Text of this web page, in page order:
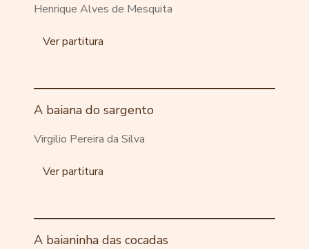
Henrique Alves de Mesquita
Ver partitura
A baiana do sargento
Virgilio Pereira da Silva
Ver partitura
A baianinha das cocadas